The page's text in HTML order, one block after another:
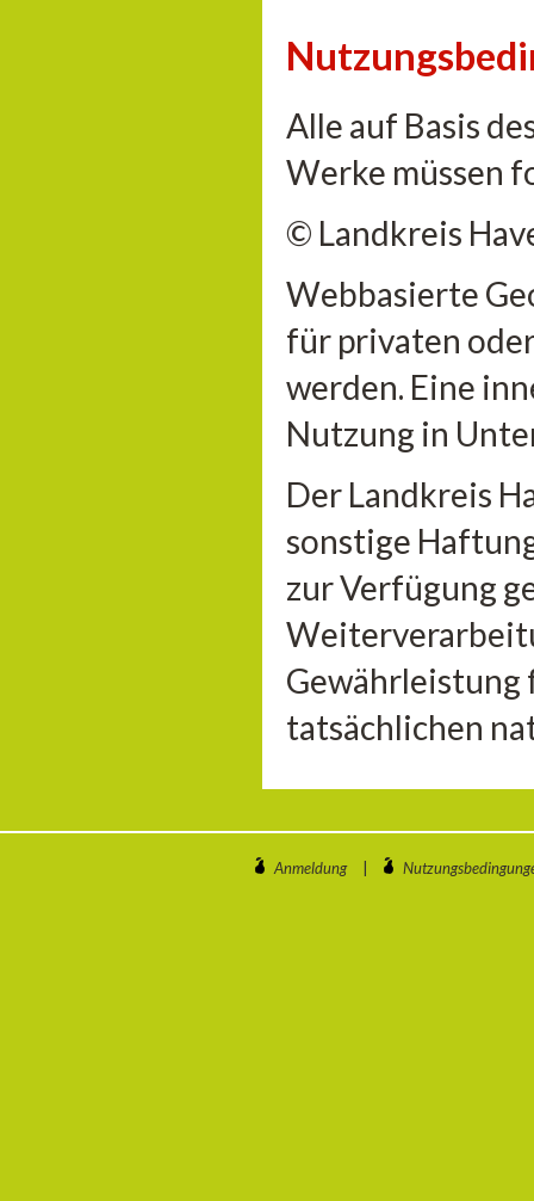
Alle auf Basis
Werke müssen
© Landkreis
Webbasierte
für privaten
werden. Eine
Nutzung in
Der Landkreis
sonstige
zur Verfügung
Gewährleistung
tatsächlichen
Anmeldung